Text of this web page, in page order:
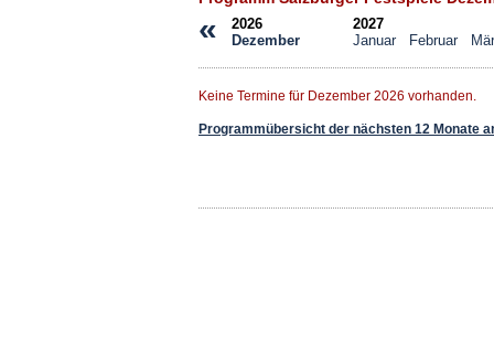
«
2026
Dezember
2027
Januar
Februar
Keine Termine für Dezember 2026 vorhanden.
Programmübersicht der nächsten 12 Monate